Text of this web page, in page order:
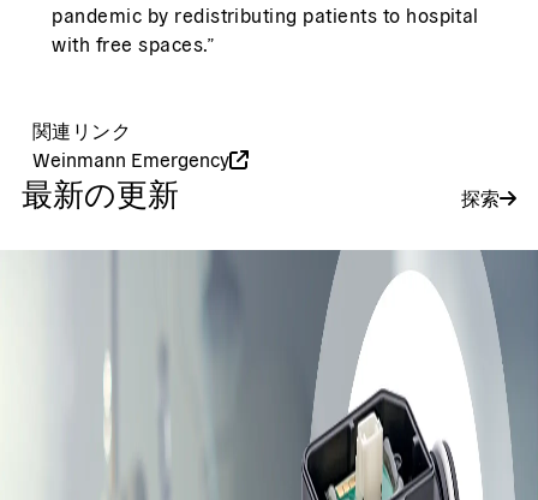
pandemic by redistributing patients to hospital
with free spaces.”
関連リンク
Weinmann Emergency
最新の更新 探索